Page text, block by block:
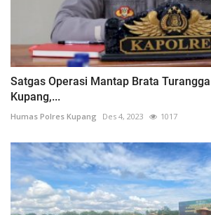
Satgas Operasi Mantap Brata
Kupang,...
Humas Polres Kupang Des 4, 2023 1017